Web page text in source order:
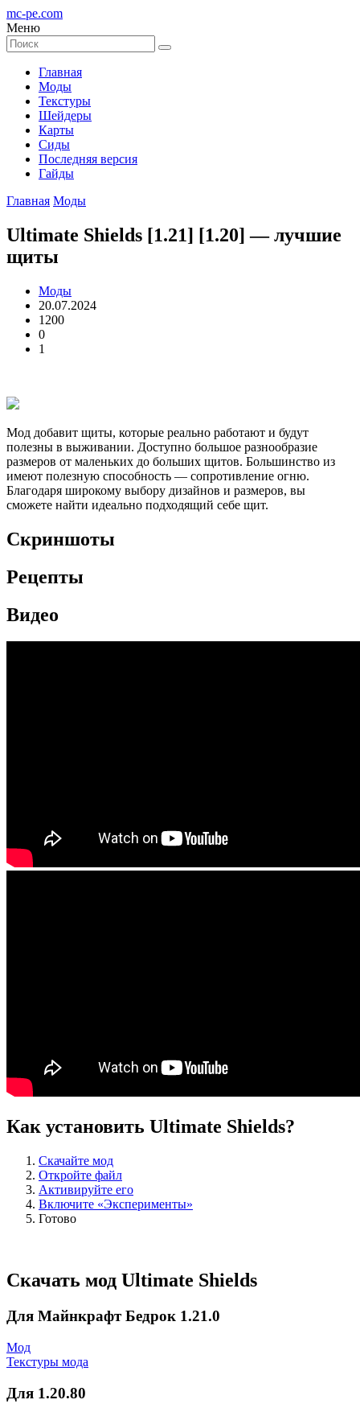
mc-pe.com
Меню
Главная
Моды
Текстуры
Шейдеры
Карты
Сиды
Последняя версия
Гайды
Главная Моды
Ultimate Shields [1.21] [1.20] — лучшие
щиты
Моды
20.07.2024
1200
0
1
Мод добавит щиты, которые реально работают и будут
полезны в выживании. Доступно большое разнообразие
размеров от маленьких до больших щитов. Большинство из
имеют полезную способность — сопротивление огню.
Благодаря широкому выбору дизайнов и размеров, вы
сможете найти идеально подходящий себе щит.
Скриншоты
Рецепты
Видео
Как установить Ultimate Shields?
Скачайте мод
Откройте файл
Активируйте его
Включите «Эксперименты»
Готово
Скачать мод Ultimate Shields
Для Майнкрафт Бедрок 1.21.0
Мод
Текстуры мода
Для 1.20.80